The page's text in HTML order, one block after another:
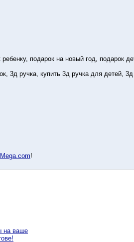
подарок на новый год, подарок
3д ручка, купить 3д ручка для детей,
!
на ваше